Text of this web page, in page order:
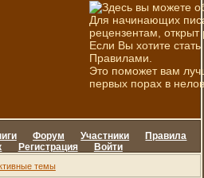
Здесь вы можете
Для начинающих
рецензентам, открыт
Если Вы хотите
Правилами.
Это поможет вам
первых порах в
Форум Участники
Правила
Регистрация Войти
темы